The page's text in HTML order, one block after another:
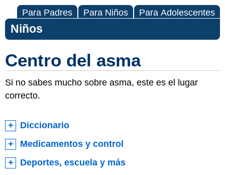
Para Padres Para Niños Para Adolescentes
Niños
Centro del asma
Si no sabes mucho sobre asma, este es el lugar
correcto.
Diccionario
Medicamentos y control
Deportes, escuela y más